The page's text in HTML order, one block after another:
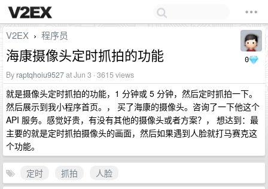
0
V2EX › 程序员
海康摄像头定时抓拍的功能
By raptqhoiu9527at Jun 3 · 3615 views
就是摄像头定时抓拍的功能，1 分钟或 5 分钟，然后定时抓拍一下。
然后展示到我小程序首页。， 买了海康的摄像头。咨询了一下他这个
API 服务。感觉好贵，有没有其他的摄像头或者方案？， 想达到：最
主要的就是定时抓拍摄像头的画面，然后如果遇到人脸就打马赛克这
个功能。
定时 抓拍
人脸